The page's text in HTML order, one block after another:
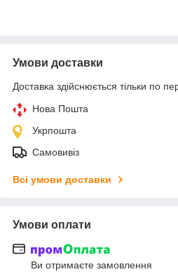
Умови доставки
Доставка здійснюється тільки по
Нова Пошта
Укрпошта
Самовивіз
Всі умови доставки
Умови оплати
Ви отримаєте замовлення